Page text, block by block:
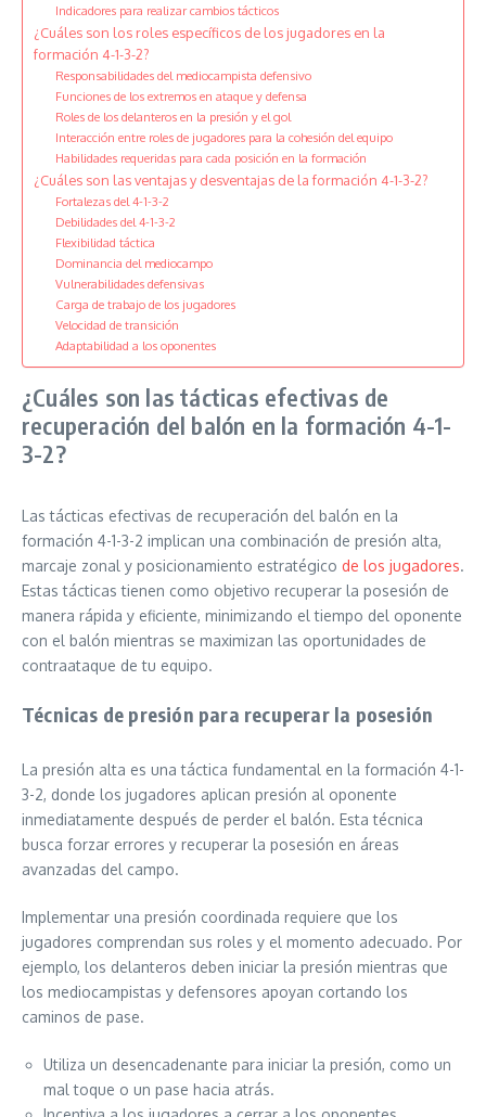
Indicadores para realizar cambios tácticos
¿Cuáles son los roles específicos de los jugadores en la
formación 4-1-3-2?
Responsabilidades del mediocampista defensivo
Funciones de los extremos en ataque y defensa
Roles de los delanteros en la presión y el gol
Interacción entre roles de jugadores para la cohesión del equipo
Habilidades requeridas para cada posición en la formación
¿Cuáles son las ventajas y desventajas de la formación 4-1-3-2?
Fortalezas del 4-1-3-2
Debilidades del 4-1-3-2
Flexibilidad táctica
Dominancia del mediocampo
Vulnerabilidades defensivas
Carga de trabajo de los jugadores
Velocidad de transición
Adaptabilidad a los oponentes
¿Cuáles son las tácticas efectivas de
recuperación del balón en la formación 4-1-
3-2?
Las tácticas efectivas de recuperación del balón en la
formación 4-1-3-2 implican una combinación de presión alta,
marcaje zonal y posicionamiento estratégico de los jugadores.
Estas tácticas tienen como objetivo recuperar la posesión de
manera rápida y eficiente, minimizando el tiempo del oponente
con el balón mientras se maximizan las oportunidades de
contraataque de tu equipo.
Técnicas de presión para recuperar la posesión
La presión alta es una táctica fundamental en la formación 4-1-
3-2, donde los jugadores aplican presión al oponente
inmediatamente después de perder el balón. Esta técnica
busca forzar errores y recuperar la posesión en áreas
avanzadas del campo.
Implementar una presión coordinada requiere que los
jugadores comprendan sus roles y el momento adecuado. Por
ejemplo, los delanteros deben iniciar la presión mientras que
los mediocampistas y defensores apoyan cortando los
caminos de pase.
Utiliza un desencadenante para iniciar la presión, como un
mal toque o un pase hacia atrás.